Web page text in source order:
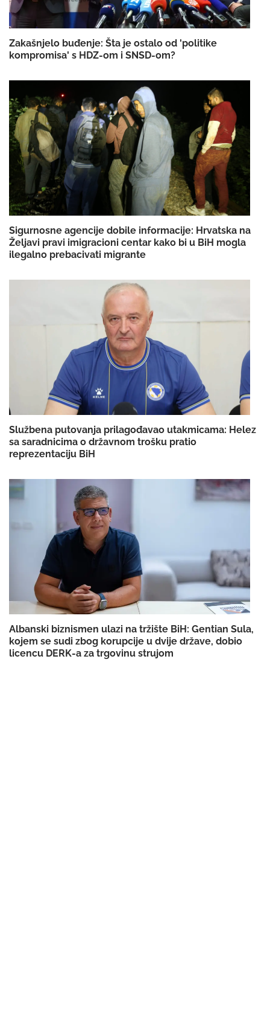
Zakašnjelo buđenje: Šta je ostalo od 'politike
kompromisa' s HDZ-om i SNSD-om?
Sigurnosne agencije dobile informacije: Hrvatska na
Željavi pravi imigracioni centar kako bi u BiH mogla
ilegalno prebacivati migrante
Službena putovanja prilagođavao utakmicama: Helez
sa saradnicima o državnom trošku pratio
reprezentaciju BiH
Albanski biznismen ulazi na tržište BiH: Gentian Sula,
kojem se sudi zbog korupcije u dvije države, dobio
licencu DERK-a za trgovinu strujom